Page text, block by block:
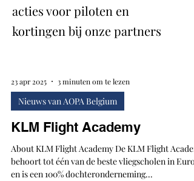
acties voor piloten en
kortingen bij onze partners
23 apr 2025 3 minuten om te lezen
Nieuws van AOPA Belgium
KLM Flight Academy
About KLM Flight Academy De KLM Flight Academy
behoort tot één van de beste vliegscholen in
en is een 100% dochteronderneming...